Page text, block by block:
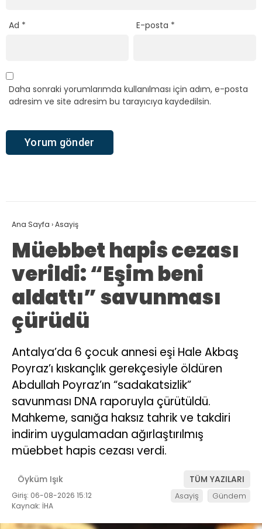
Ad * E-posta *
Daha sonraki yorumlarımda kullanılması için adım, e-posta
adresim ve site adresim bu tarayıcıya kaydedilsin.
Ana Sayfa ›Asayiş
Müebbet hapis cezası
verildi: “Eşim beni
aldattı” savunması
çürüdü
Antalya’da 6 çocuk annesi eşi Hale Akbaş
Poyraz’ı kıskançlık gerekçesiyle öldüren
Abdullah Poyraz’ın “sadakatsizlik”
savunması DNA raporuyla çürütüldü.
Mahkeme, sanığa haksız tahrik ve takdiri
indirim uygulamadan ağırlaştırılmış
müebbet hapis cezası verdi.
Öyküm Işık TÜM YAZILARI
Giriş: 06-08-2026 15:12
Kaynak: İHA
Asayiş Gündem